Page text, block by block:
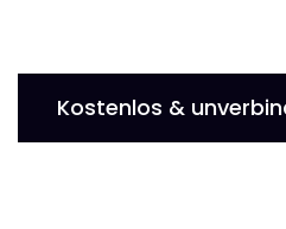
Kostenlos &